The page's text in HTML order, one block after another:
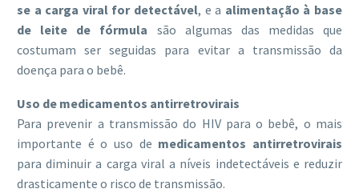
se a carga viral for detectável, e a alimentação à base
de leite de fórmula são algumas das medidas que
costumam ser seguidas para evitar a transmissão da
doença para o bebê.
Uso de medicamentos antirretrovirais
Para prevenir a transmissão do HIV para o bebê, o mais
importante é o uso de medicamentos antirretrovirais
para diminuir a carga viral a níveis indetectáveis e reduzir
drasticamente o risco de transmissão.